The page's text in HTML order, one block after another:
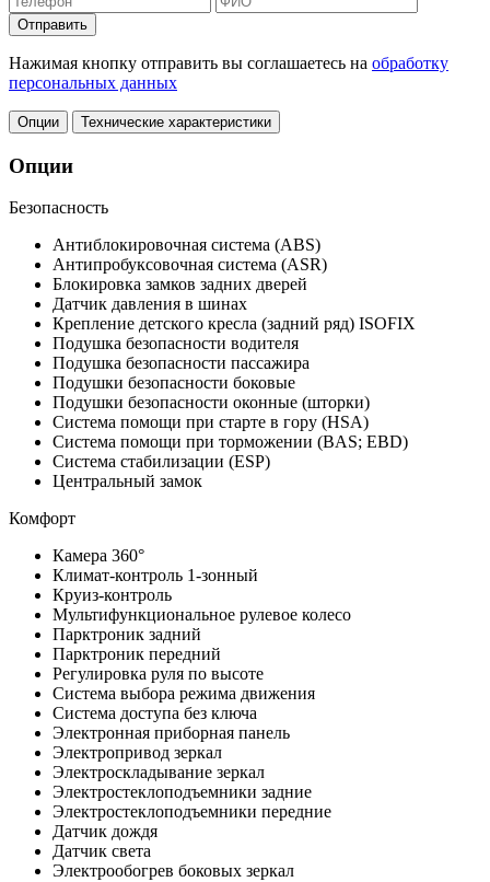
Отправить
Нажимая кнопку отправить вы соглашаетесь на обработку
персональных данных
Опции Технические характеристики
Опции
Безопасность
Антиблокировочная система (ABS)
Антипробуксовочная система (ASR)
Блокировка замков задних дверей
Датчик давления в шинах
Крепление детского кресла (задний ряд) ISOFIX
Подушка безопасности водителя
Подушка безопасности пассажира
Подушки безопасности боковые
Подушки безопасности оконные (шторки)
Система помощи при старте в гору (HSA)
Система помощи при торможении (BAS; EBD)
Система стабилизации (ESP)
Центральный замок
Комфорт
Камера 360°
Климат-контроль 1-зонный
Круиз-контроль
Мультифункциональное рулевое колесо
Парктроник задний
Парктроник передний
Регулировка руля по высоте
Система выбора режима движения
Система доступа без ключа
Электронная приборная панель
Электропривод зеркал
Электроскладывание зеркал
Электростеклоподъемники задние
Электростеклоподъемники передние
Датчик дождя
Датчик света
Электрообогрев боковых зеркал